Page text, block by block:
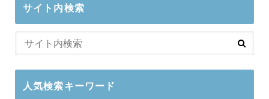
サイト内検索
人気検索キーワード